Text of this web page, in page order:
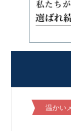
温かい